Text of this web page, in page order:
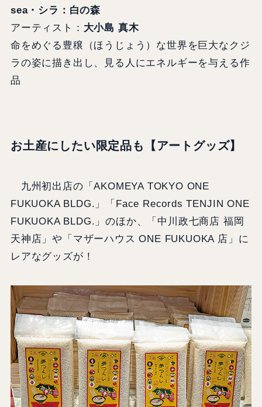
sea・シラ：白の森
アーティスト： 大小島 真木
命をめぐる豊穣（ほうじょう）な世界を巨大なクジ
ラの姿に描き出し、見る人にエネルギーを与える作
品
お土産にしたい限定品も【アートグッズ】
九州初出店の「AKOMEYA TOKYO ONE
FUKUOKA BLDG.」「Face Records TENJIN ONE
FUKUOKA BLDG.」のほか、「中川政七商店 福岡
天神店」や「マザーハウス ONE FUKUOKA 店」に
レアなグッズが！